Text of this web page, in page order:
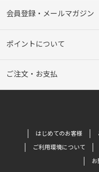
会員登録・メールマガジン
ポイントについて
ご注文・お支払
はじめてのお客様
ご利用環境について
お